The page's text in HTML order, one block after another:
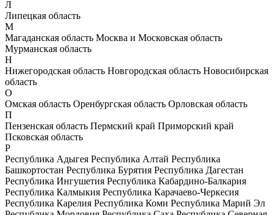
Л
Липецкая область
М
Магаданская область Москва и Московская область
Мурманская область
Н
Нижегородская область Новгородская область Новосибирская
область
О
Омская область Оренбургская область Орловская область
П
Пензенская область Пермский край Приморский край
Псковская область
Р
Республика Адыгея Республика Алтай Республика
Башкортостан Республика Бурятия Республика Дагестан
Республика Ингушетия Республика Кабардино-Балкария
Республика Калмыкия Республика Карачаево-Черкесия
Республика Карелия Республика Коми Республика Марий Эл